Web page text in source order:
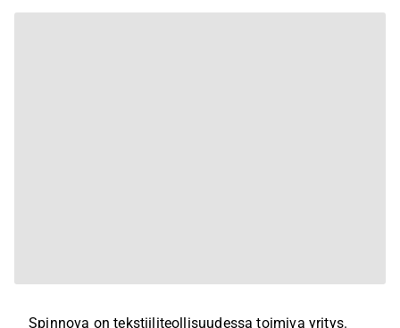
Spinnova on tekstiiliteollisuudessa toimiva yritys.